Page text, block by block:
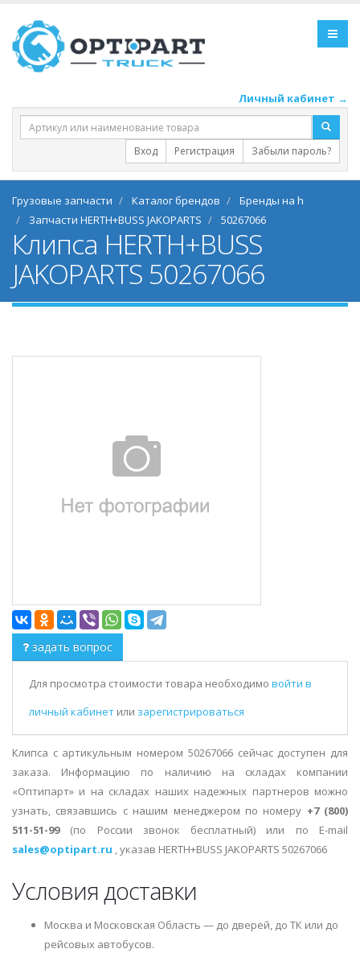
Личный кабинет →
Вход Регистрация Забыли пароль?
Грузовые запчасти Каталог брендов
Бренды на h
Запчасти HERTH+BUSS JAKOPARTS
50267066
Клипса HERTH+BUSS
JAKOPARTS 50267066
задать вопрос
Для просмотра стоимости товара необходимо войти в
личный кабинет или зарегистрироваться
Клипса с артикульным номером 50267066 сейчас доступен для
заказа. Информацию по наличию на складах компании
«Оптипарт» и на складах наших надежных партнеров можно
узнать, связавшись с нашим менеджером по номеру +7 (800)
511-51-99(по России звонок бесплатный) или по E-mail
sales@optipart.ru , указав HERTH+BUSS JAKOPARTS 50267066
Условия доставки
Москва и Московская Область — до дверей, до ТК или до
рейсовых автобусов.